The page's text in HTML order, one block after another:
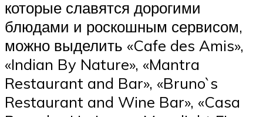
которые славятся дорогими
блюдами и роскошным сервисом,
можно выделить «Cafe des Amis»,
«Indian By Nature», «Mantra
Restaurant and Bar», «Bruno`s
Restaurant and Wine Bar», «Casa